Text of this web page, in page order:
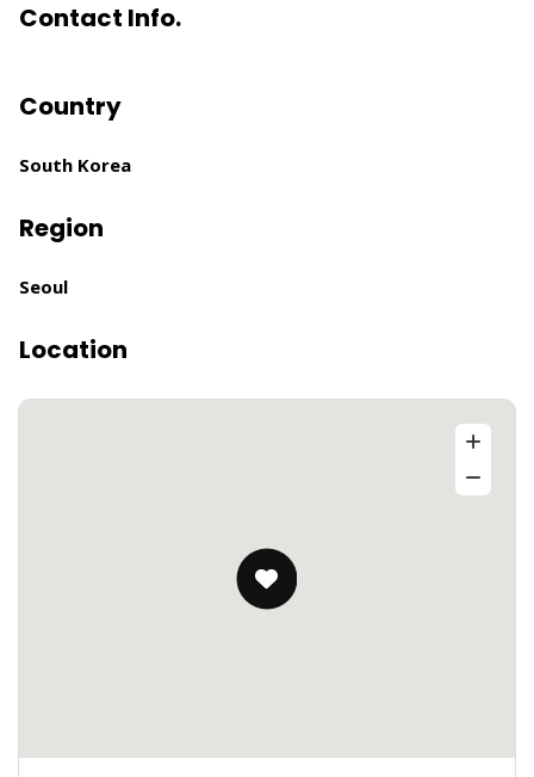
Contact Info.
Country
South Korea
Region
Seoul
Location